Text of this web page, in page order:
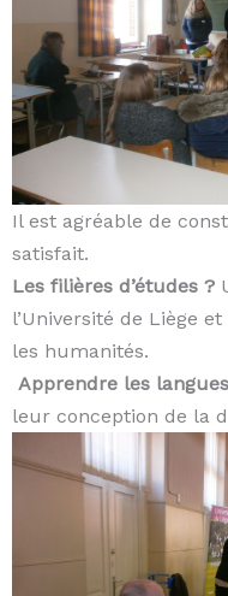
Il est agréable de
satisfait.
Les filières d’études ?
l’Université de Liège
les humanités.
Apprendre les
leur conception de la